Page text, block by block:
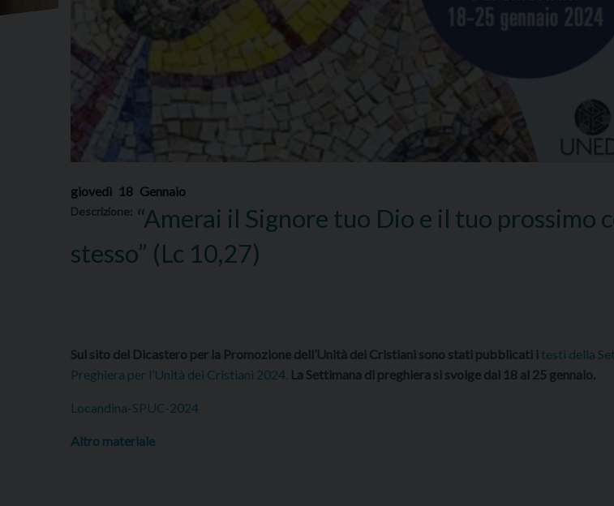
giovedì 18 Gennaio
Descrizione: “Amerai il Signore tuo Dio e il tuo prossimo
stesso” (Lc 10,27)
Sul sito del Dicastero per la Promozione dell’Unità dei Cristiani sono stati pubblicati i testi della
Preghiera per l’Unità dei Cristiani 2024. La Settimana di preghiera si svolge dal 18 al 25 gennaio.
Locandina-SPUC-2024
Altro materiale